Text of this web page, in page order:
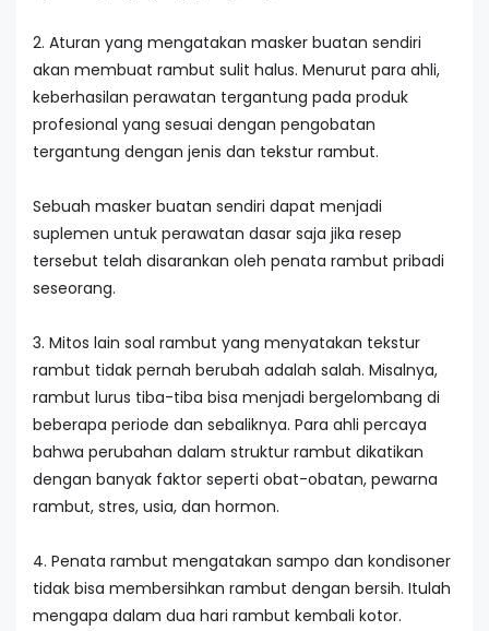
2. Aturan yang mengatakan masker buatan sendiri
akan membuat rambut sulit halus. Menurut para ahli,
keberhasilan perawatan tergantung pada produk
profesional yang sesuai dengan pengobatan
tergantung dengan jenis dan tekstur rambut.
Sebuah masker buatan sendiri dapat menjadi
suplemen untuk perawatan dasar saja jika resep
tersebut telah disarankan oleh penata rambut pribadi
seseorang.
3. Mitos lain soal rambut yang menyatakan tekstur
rambut tidak pernah berubah adalah salah. Misalnya,
rambut lurus tiba-tiba bisa menjadi bergelombang di
beberapa periode dan sebaliknya. Para ahli percaya
bahwa perubahan dalam struktur rambut dikatikan
dengan banyak faktor seperti obat-obatan, pewarna
rambut, stres, usia, dan hormon.
4. Penata rambut mengatakan sampo dan kondisoner
tidak bisa membersihkan rambut dengan bersih. Itulah
mengapa dalam dua hari rambut kembali kotor.